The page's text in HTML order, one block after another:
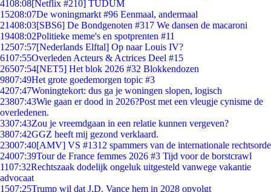
4108:08[Netflix #210] TUDUM
15208:07De woningmarkt #96 Eenmaal, andermaal
21408:03[SBS6] De Bondgenoten #317 We dansen de macaroni
19408:02Politieke meme's en spotprenten #11
12507:57[Nederlands Elftal] Op naar Louis IV?
6107:55Overleden Acteurs & Actrices Deel #15
26507:54[NET5] Het blok 2026 #32 Blokkendozen
9807:49Het grote goedemorgen topic #3
4207:47Woningtekort: dus ga je woningen slopen, logisch
23807:43Wie gaan er dood in 2026?Post met een vleugje cynisme de
overledenen.
3307:43Zou je vreemdgaan in een relatie kunnen vergeven?
3807:42GGZ heeft mij gezond verklaard.
23007:40[AMV] VS #1312 spammers van de internationale rechtsorde
24007:39Tour de France femmes 2026 #3 Tijd voor de borstcrawl
1107:32Rechtszaak dodelijk ongeluk uitgesteld vanwege vakantie
advocaat
1507:25Trump wil dat J.D. Vance hem in 2028 opvolgt